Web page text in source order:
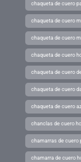
chaqueta de cuero
chaqueta de cuero
chaqueta de cuero
chaqueta de cuero
chaqueta de cuero
chaqueta de cuero
chaqueta de cuero
chanclas de cuero
chamarras de cuero
chamarra de cuero